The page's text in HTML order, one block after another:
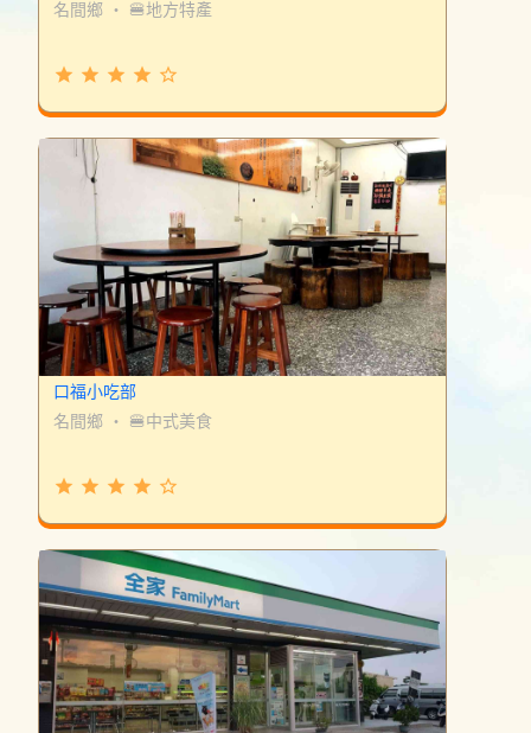
名間鄉 ・ 🍔地方特產
grade grade grade grade star_border
口福小吃部
名間鄉 ・ 🍔中式美食
grade grade grade grade star_border